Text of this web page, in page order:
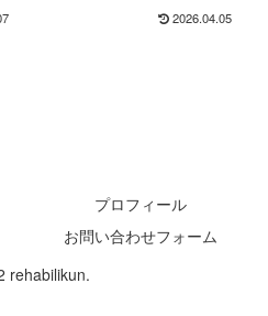
2026.04.05
プロフィール
お問い合わせフォーム
rehabilikun.